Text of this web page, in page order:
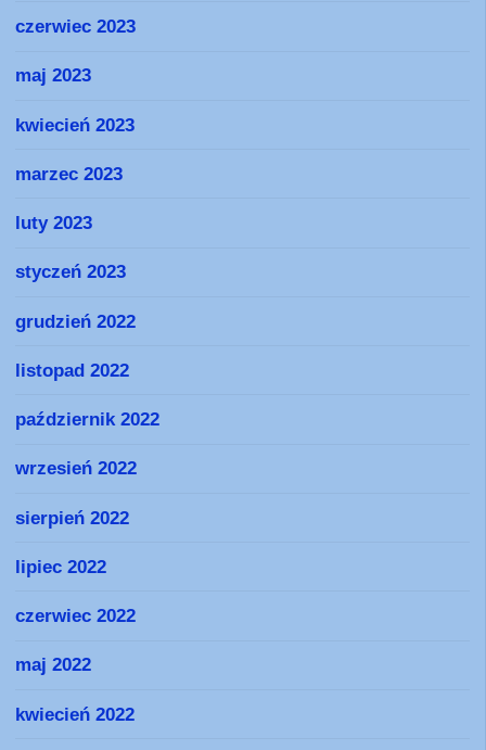
czerwiec 2023
maj 2023
kwiecień 2023
marzec 2023
luty 2023
styczeń 2023
grudzień 2022
listopad 2022
październik 2022
wrzesień 2022
sierpień 2022
lipiec 2022
czerwiec 2022
maj 2022
kwiecień 2022